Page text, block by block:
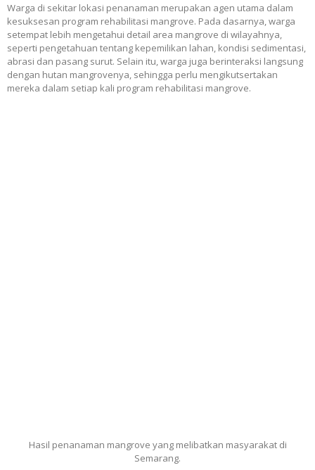
Warga di sekitar lokasi penanaman merupakan agen utama dalam
kesuksesan program rehabilitasi mangrove. Pada dasarnya, warga
setempat lebih mengetahui detail area mangrove di wilayahnya,
seperti pengetahuan tentang kepemilikan lahan, kondisi sedimentasi,
abrasi dan pasang surut. Selain itu, warga juga berinteraksi langsung
dengan hutan mangrovenya, sehingga perlu mengikutsertakan
mereka dalam setiap kali program rehabilitasi mangrove.
Hasil penanaman mangrove yang melibatkan masyarakat di
Semarang.